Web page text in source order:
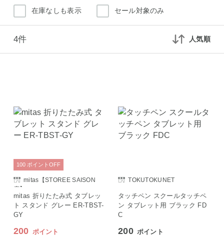
在庫なしも表示 セール対象のみ
4件 人気順
mitas【STOREE SAISON
店】
mitas 折りたたみ式 タブレッ
ト スタンド グレー ER-TBST-
GY
200 ポイント
100 ポイント OFF
TOKUTOKUNET
タッチペン スクールタッチペ
ン タブレット用 ブラック FD
C
200 ポイント